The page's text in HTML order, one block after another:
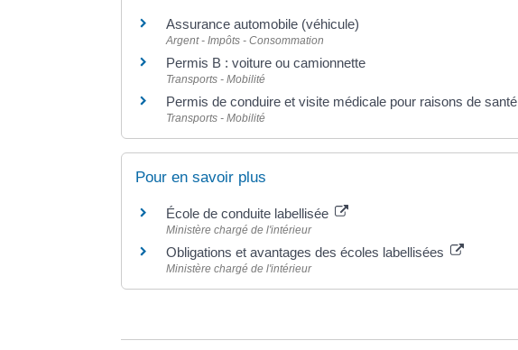
Assurance automobile (véhicule)
Argent - Impôts - Consommation
Permis B : voiture ou camionnette
Transports - Mobilité
Permis de conduire et visite médicale pour raisons de santé
Transports - Mobilité
Pour en savoir plus
École de conduite labellisée
Ministère chargé de l'intérieur
Obligations et avantages des écoles labellisées
Ministère chargé de l'intérieur